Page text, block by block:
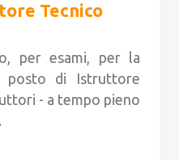
Tecnico
per esami, per la
posto di Istruttore
- a tempo pieno